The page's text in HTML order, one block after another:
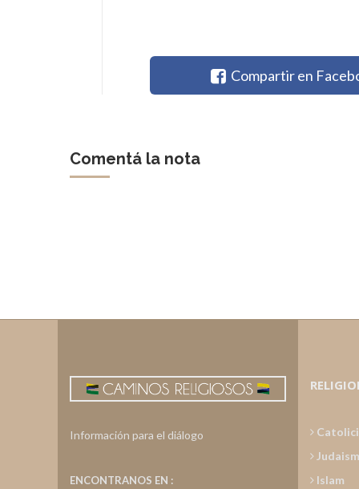
Compartir en
Comentá la nota
Información para el diálogo
ENCONTRANOS EN :
Islam